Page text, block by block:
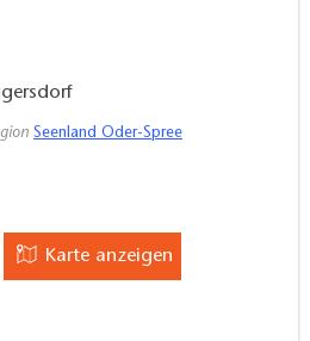
befinden sich jeweils
Seenland Oder-Spree
Karte anzeigen